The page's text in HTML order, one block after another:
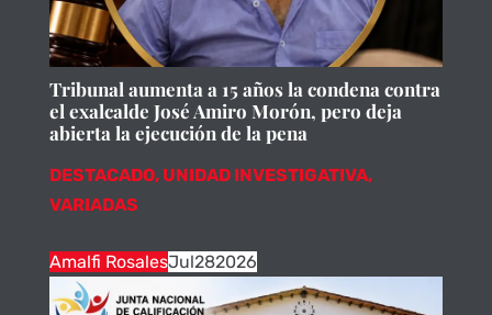
Tribunal aumenta a 15 años la condena contra
el exalcalde José Amiro Morón, pero deja
abierta la ejecución de la pena
DESTACADO, UNIDAD INVESTIGATIVA,
VARIADAS
Amalfi RosalesJul282026